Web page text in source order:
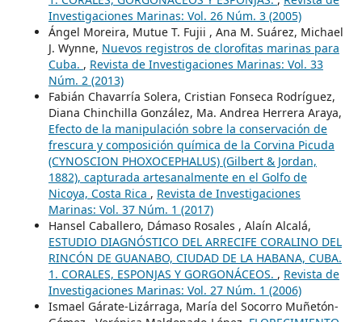
Investigaciones Marinas: Vol. 26 Núm. 3 (2005)
Ángel Moreira, Mutue T. Fujii , Ana M. Suárez, Michael
J. Wynne, Nuevos registros de clorofitas marinas para
Cuba. , Revista de Investigaciones Marinas: Vol. 33
Núm. 2 (2013)
Fabián Chavarría Solera, Cristian Fonseca Rodríguez,
Diana Chinchilla González, Ma. Andrea Herrera Araya,
Efecto de la manipulación sobre la conservación de
frescura y composición química de la Corvina Picuda
(CYNOSCION PHOXOCEPHALUS) (Gilbert & Jordan,
1882), capturada artesanalmente en el Golfo de
Nicoya, Costa Rica , Revista de Investigaciones
Marinas: Vol. 37 Núm. 1 (2017)
Hansel Caballero, Dámaso Rosales , Alaín Alcalá,
ESTUDIO DIAGNÓSTICO DEL ARRECIFE CORALINO DEL
RINCÓN DE GUANABO, CIUDAD DE LA HABANA, CUBA.
1. CORALES, ESPONJAS Y GORGONÁCEOS. , Revista de
Investigaciones Marinas: Vol. 27 Núm. 1 (2006)
Ismael Gárate-Lizárraga, María del Socorro Muñetón-